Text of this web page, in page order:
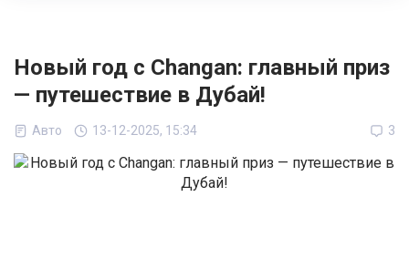
Новый год с Changan: главный приз
— путешествие в Дубай!
Авто 13-12-2025, 15:34 3